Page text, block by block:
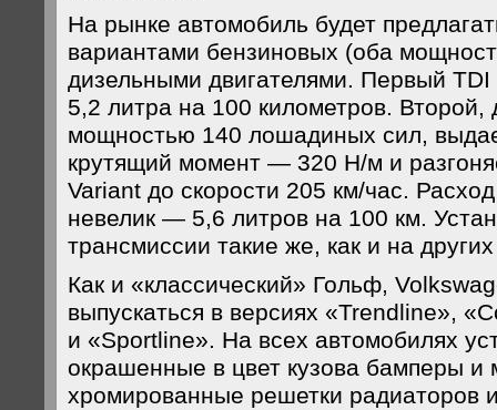
На рынке автомобиль будет
вариантами бензиновых (оба
дизельными двигателями. Первый TDI
5,2 литра на 100 километров. Второй,
мощностью 140 лошадиных сил,
крутящий момент — 320 Н/м и
Variant до скорости 205 км/час.
невелик — 5,6 литров на 100 км.
трансмиссии такие же, как и на
Как и «классический» Гольф,
выпускаться в версиях «Trendline»,
и «Sportline». На всех автомобилях
окрашенные в цвет кузова бамперы и
хромированные решетки радиаторов